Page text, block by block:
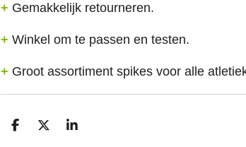
+ Gemakkelijk retourneren.
+ Winkel om te passen en testen.
+ Groot assortiment spikes voor alle
D
D
S